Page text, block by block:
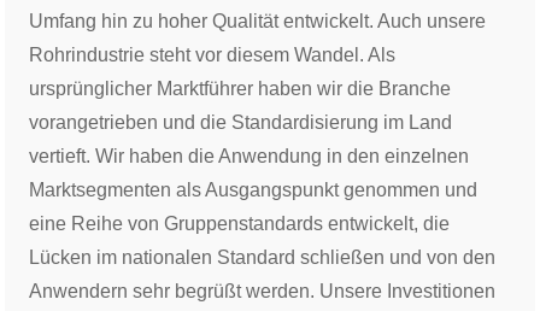
Umfang hin zu hoher Qualität entwickelt. Auch unsere
Rohrindustrie steht vor diesem Wandel. Als
ursprünglicher Marktführer haben wir die Branche
vorangetrieben und die Standardisierung im Land
vertieft. Wir haben die Anwendung in den einzelnen
Marktsegmenten als Ausgangspunkt genommen und
eine Reihe von Gruppenstandards entwickelt, die
Lücken im nationalen Standard schließen und von den
Anwendern sehr begrüßt werden. Unsere Investitionen